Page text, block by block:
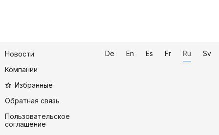
Новости
Компании
Избранные
Обратная связь
Пользовательское
соглашение
De En Es Fr Ru Sv